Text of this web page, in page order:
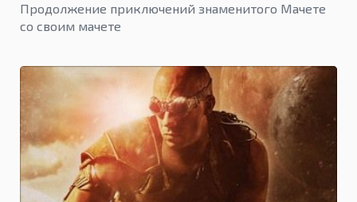
Продолжение приключений знаменитого Мачете
со своим мачете
0.0